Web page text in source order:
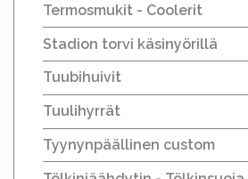
Termosmukit - Coolerit
Stadion torvi käsinyörillä
Tuubihuivit
Tuulihyrrät
Tyynynpäällinen custom